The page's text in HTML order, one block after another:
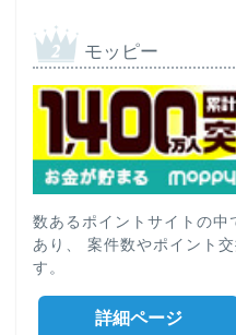
モッピー
数あるポイントサイトの
あり、 案件数やポイント
す。
詳細ページ